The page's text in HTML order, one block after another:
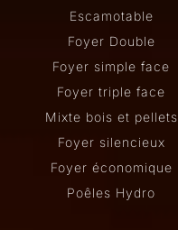
Escamotable
Foyer Double
Foyer simple face
Foyer triple face
Mixte bois et pellets
Foyer silencieux
Foyer économique
Poêles Hydro